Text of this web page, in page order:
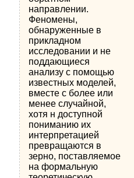
направлении.
Феномены,
обнаруженные в
прикладном
исследовании и не
под­дающиеся
анализу с помощью
известных моделей,
вместе с более или
менее случайной,
хотя н доступной
пониманию их
интерпретацией
превращаются в
зерно, поставляемое
на фор­мальную